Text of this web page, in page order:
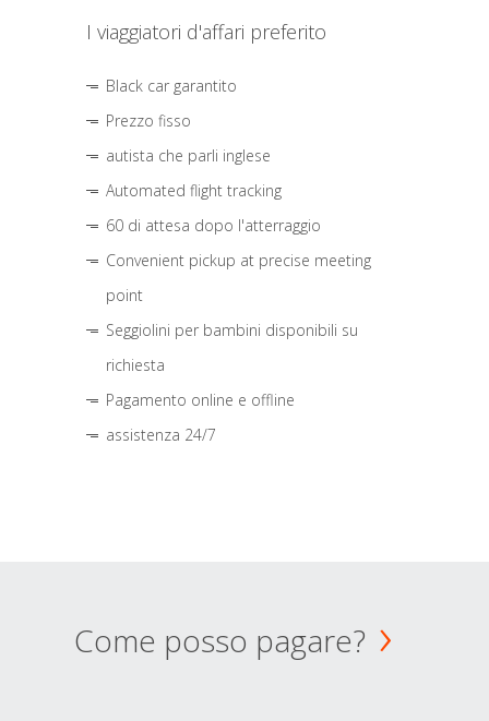
I viaggiatori d'affari preferito
Black car garantito
Prezzo fisso
autista che parli inglese
Automated flight tracking
60 di attesa dopo l'atterraggio
Convenient pickup at precise meeting
point
Seggiolini per bambini disponibili su
richiesta
Pagamento online e offline
assistenza 24/7
Come posso pagare?